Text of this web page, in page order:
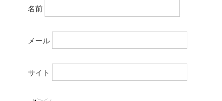
名前
メール
サイト